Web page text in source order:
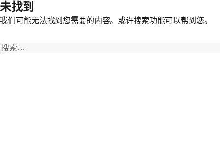
未找到
我们可能无法找到您需要的内容。或许搜索功能可以帮到您。
搜